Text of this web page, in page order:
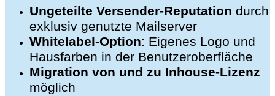
Ungeteilte Versender-Reputation durch
exklusiv genutzte Mailserver
Whitelabel-Option: Eigenes Logo und
Hausfarben in der Benutzeroberfläche
Migration von und zu Inhouse-Lizenz
möglich